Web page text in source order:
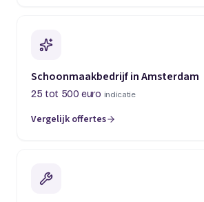
Schoonmaakbedrijf in Amsterdam
25 tot 500 euro indicatie
Vergelijk offertes